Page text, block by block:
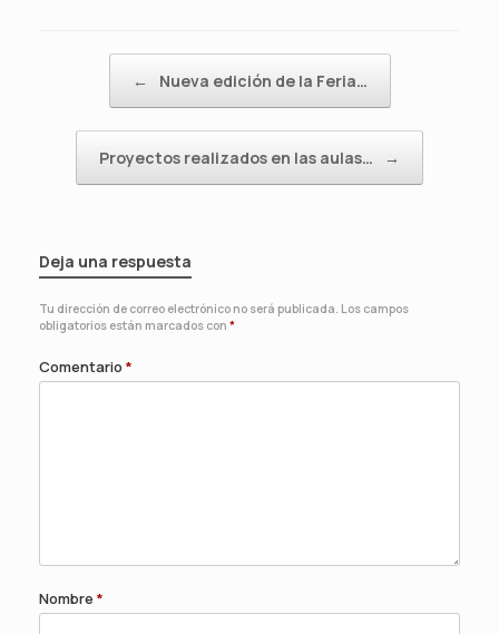
← Nueva edición de la Feria…
Proyectos realizados en las aulas… →
Deja una respuesta
Tu dirección de correo electrónico no será publicada. Los campos
obligatorios están marcados con *
Comentario *
Nombre *